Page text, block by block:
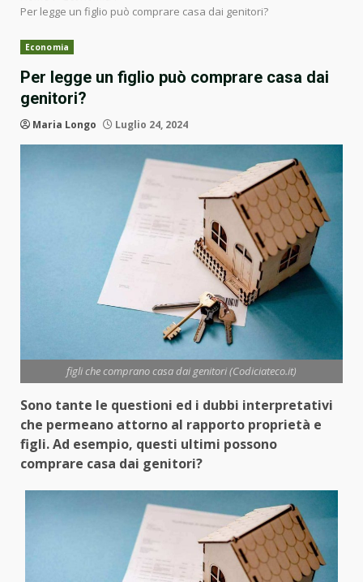
Per legge un figlio può comprare casa dai genitori?
Economia
Per legge un figlio può comprare casa dai
genitori?
Maria Longo Luglio 24, 2024
figli che comprano casa dai genitori (Codiciateco.it)
Sono tante le questioni ed i dubbi interpretativi
che permeano attorno al rapporto proprietà e
figli. Ad esempio, questi ultimi possono
comprare casa dai genitori?